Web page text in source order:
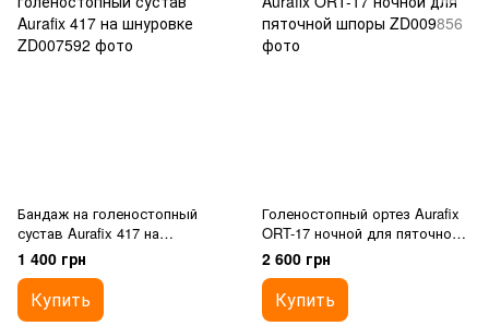
Бандаж на голеностопный
сустав Aurafix 417 на
шнуровке
1 400 грн
Купить
Голеностопный ортез Aurafix
ORT-17 ночной для пяточной
шпоры
2 600 грн
Купить